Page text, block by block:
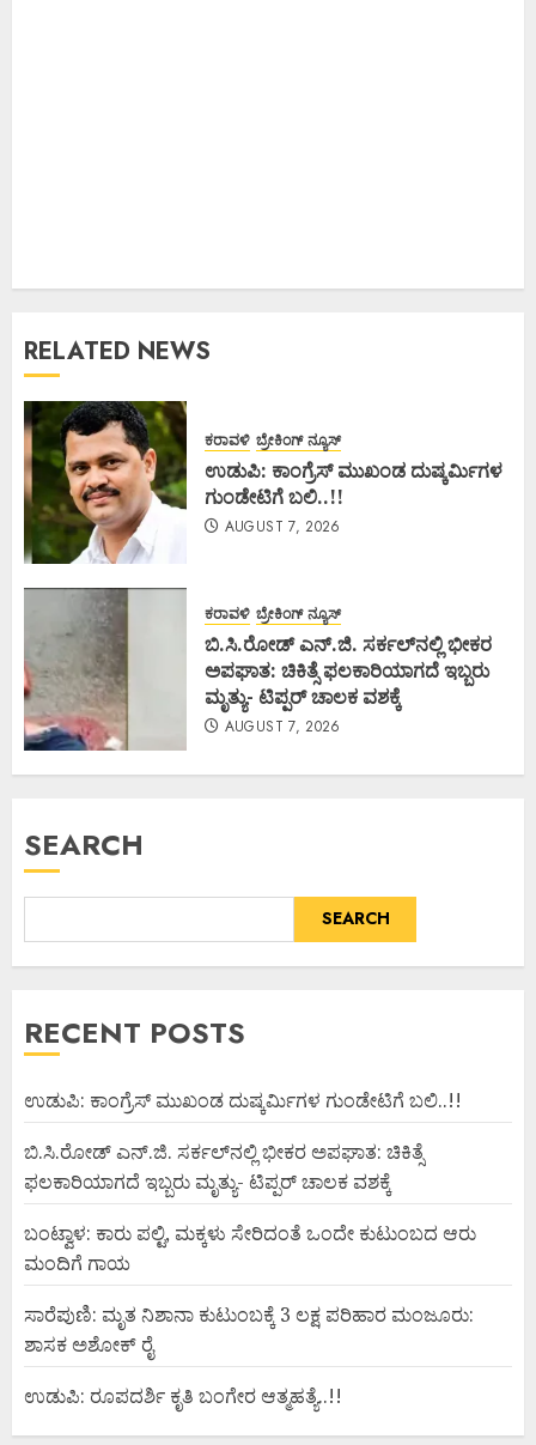
RELATED NEWS
ಕರಾವಳಿ ಬ್ರೇಕಿಂಗ್ ನ್ಯೂಸ್
ಉಡುಪಿ: ಕಾಂಗ್ರೆಸ್ ಮುಖಂಡ ದುಷ್ಕರ್ಮಿಗಳ
ಗುಂಡೇಟಿಗೆ ಬಲಿ..!!
AUGUST 7, 2026
ಕರಾವಳಿ ಬ್ರೇಕಿಂಗ್ ನ್ಯೂಸ್
ಬಿ.ಸಿ.ರೋಡ್ ಎನ್.ಜಿ. ಸರ್ಕಲ್‌ನಲ್ಲಿ ಭೀಕರ
ಅಪಘಾತ: ಚಿಕಿತ್ಸೆ ಫಲಕಾರಿಯಾಗದೆ ಇಬ್ಬರು
ಮೃತ್ಯು- ಟಿಪ್ಪರ್ ಚಾಲಕ ವಶಕ್ಕೆ
AUGUST 7, 2026
SEARCH
SEARCH
RECENT POSTS
ಉಡುಪಿ: ಕಾಂಗ್ರೆಸ್ ಮುಖಂಡ ದುಷ್ಕರ್ಮಿಗಳ ಗುಂಡೇಟಿಗೆ ಬಲಿ..!!
ಬಿ.ಸಿ.ರೋಡ್ ಎನ್.ಜಿ. ಸರ್ಕಲ್‌ನಲ್ಲಿ ಭೀಕರ ಅಪಘಾತ: ಚಿಕಿತ್ಸೆ
ಫಲಕಾರಿಯಾಗದೆ ಇಬ್ಬರು ಮೃತ್ಯು- ಟಿಪ್ಪರ್ ಚಾಲಕ ವಶಕ್ಕೆ
ಬಂಟ್ವಾಳ: ಕಾರು ಪಲ್ಟಿ, ಮಕ್ಕಳು ಸೇರಿದಂತೆ ಒಂದೇ ಕುಟುಂಬದ ಆರು
ಮಂದಿಗೆ ಗಾಯ
ಸಾರೆಪುಣಿ: ಮೃತ ನಿಶಾನಾ ಕುಟುಂಬಕ್ಕೆ 3 ಲಕ್ಷ ಪರಿಹಾರ ಮಂಜೂರು:
ಶಾಸಕ ಅಶೋಕ್ ರೈ
ಉಡುಪಿ: ರೂಪದರ್ಶಿ ಕೃತಿ ಬಂಗೇರ ಆತ್ಮಹತ್ಯೆ..!!